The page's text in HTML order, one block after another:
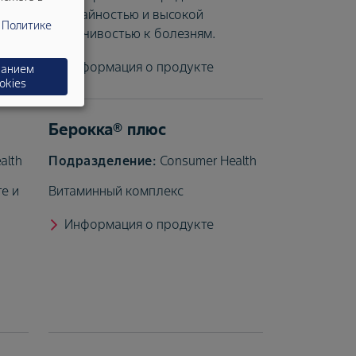
урожайностью и высокой
устойчивостью к болезням.
Информация о продукте
и
Берокка® плюс
Consumer Health
Витаминный комплекс
Информация о продукте
Политике